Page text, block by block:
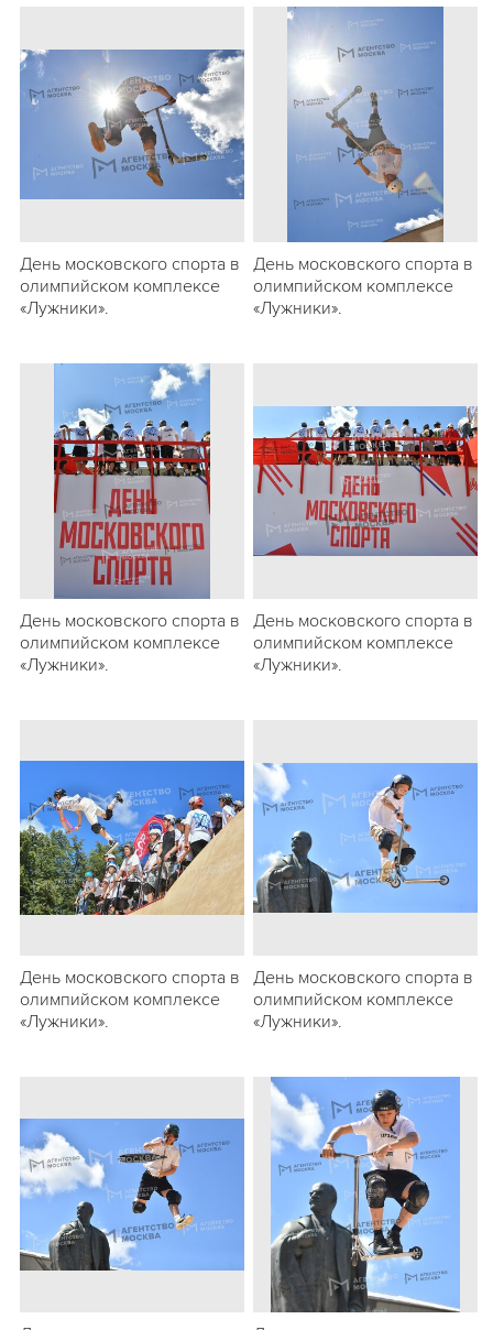
День московского спорта в
олимпийском комплексе
«Лужники».
День московского спорта в
олимпийском комплексе
«Лужники».
День московского спорта в
олимпийском комплексе
«Лужники».
День московского спорта в
олимпийском комплексе
«Лужники».
День московского спорта в
олимпийском комплексе
«Лужники».
День московского спорта в
олимпийском комплексе
«Лужники».